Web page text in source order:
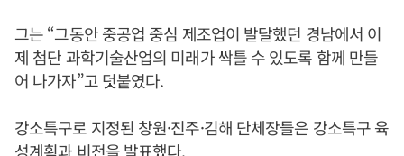
그는 “그동안 중공업 중심 제조업이 발달했던 경남에서 이
제 첨단 과학기술산업의 미래가 싹틀 수 있도록 함께 만들
어 나가자”고 덧붙였다.
강소특구로 지정된 창원·진주·김해 단체장들은 강소특구 육
성계획과 비전을 발표했다.